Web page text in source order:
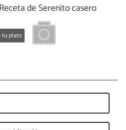
Receta de Serenito casero
tu plato